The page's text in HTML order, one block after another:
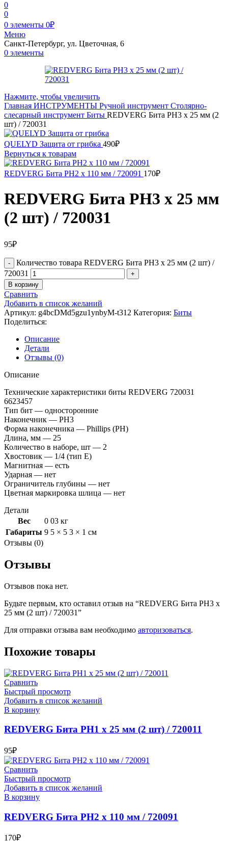
0
0
0 элементы 0₽
Меню
Санкт-Петербург, ул. Цветочная, 6
0 элементы
Нажмите, чтобы увеличить
Главная ИНСТРУМЕНТЫ Ручной инструмент Столярно-
слесарный инструмент Биты REDVERG Бита PH3 х 25 мм (2
шт) / 720031
QUELYD Защита от грибка 490₽
Вернуться к товарам
REDVERG Бита PH2 х 110 мм / 720091 170₽
REDVERG Бита PH3 х 25 мм
(2 шт) / 720031
95₽
Количество товара REDVERG Бита PH3 х 25 мм (2 шт) /
720031
В корзину
Сравнить
Добавить в список желаний
Артикул: g4bcDMd5gzu1ynbyM-t312 Категория: Биты
Поделиться:
Описание
Детали
Отзывы (0)
Описание
Технические характеристики биты REDVERG 720031
6623457
Тип бит — односторонние
Наконечник — PH3
Форма наконечника — Phillips (PH)
Длина, мм — 25
Количество в наборе, шт — 2
Хвостовик — 1/4 (тип Е)
Магнитная — есть
Ударная — нет
Ограничитель глубины — нет
Цветная маркировка шлица — нет
Детали
Вес
0 03 кг
Габариты 9 5 × 5 3 × 1 см
Отзывы (0)
Отзывы
Отзывов пока нет.
Будьте первым, кто оставил отзыв на “REDVERG Бита PH3 х
25 мм (2 шт) / 720031”
Для отправки отзыва вам необходимо авторизоваться.
Похожие товары
Сравнить
Быстрый просмотр
Добавить в список желаний
В корзину
REDVERG Бита PH1 х 25 мм (2 шт) / 720011
95₽
Сравнить
Быстрый просмотр
Добавить в список желаний
В корзину
REDVERG Бита PH2 х 110 мм / 720091
170₽